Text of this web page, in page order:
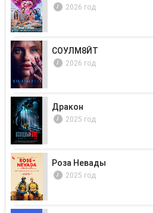
2026 год
СОУЛМ8ЙТ
2026 год
Дракон
2025 год
Роза Невады
2025 год